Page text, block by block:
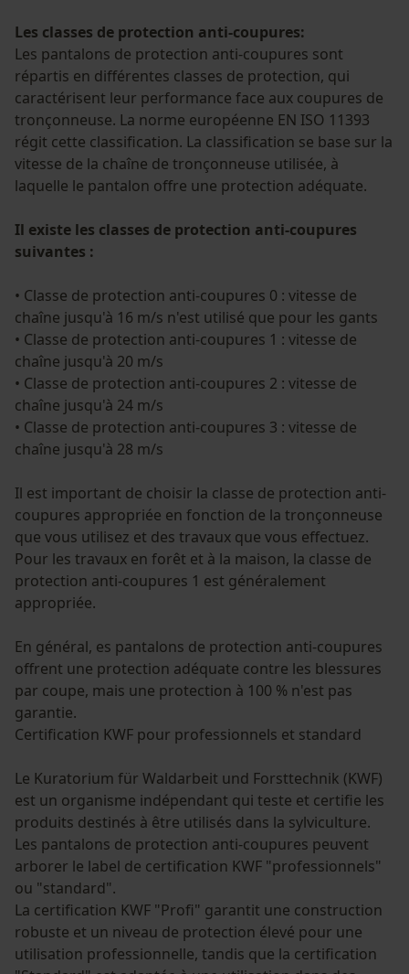
Les classes de protection anti-coupures:
Les pantalons de protection anti-coupures sont
répartis en différentes classes de protection, qui
caractérisent leur performance face aux coupures de
tronçonneuse. La norme européenne EN ISO 11393
régit cette classification. La classification se base sur la
vitesse de la chaîne de tronçonneuse utilisée, à
laquelle le pantalon offre une protection adéquate.
Il existe les classes de protection anti-coupures
suivantes :
• Classe de protection anti-coupures 0 : vitesse de
chaîne jusqu'à 16 m/s n'est utilisé que pour les gants
• Classe de protection anti-coupures 1 : vitesse de
chaîne jusqu'à 20 m/s
• Classe de protection anti-coupures 2 : vitesse de
chaîne jusqu'à 24 m/s
• Classe de protection anti-coupures 3 : vitesse de
chaîne jusqu'à 28 m/s
Il est important de choisir la classe de protection anti-
coupures appropriée en fonction de la tronçonneuse
que vous utilisez et des travaux que vous effectuez.
Pour les travaux en forêt et à la maison, la classe de
protection anti-coupures 1 est généralement
appropriée.
En général, es pantalons de protection anti-coupures
offrent une protection adéquate contre les blessures
par coupe, mais une protection à 100 % n'est pas
garantie.
Certification KWF pour professionnels et standard
Le Kuratorium für Waldarbeit und Forsttechnik (KWF)
est un organisme indépendant qui teste et certifie les
produits destinés à être utilisés dans la sylviculture.
Les pantalons de protection anti-coupures peuvent
arborer le label de certification KWF "professionnels"
ou "standard".
La certification KWF "Profi" garantit une construction
robuste et un niveau de protection élevé pour une
utilisation professionnelle, tandis que la certification